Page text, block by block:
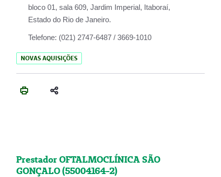
bloco 01, sala 609, Jardim Imperial, Itaboraí,
Estado do Rio de Janeiro.
Telefone: (021) 2747-6487 / 3669-1010
NOVAS AQUISIÇÕES
Prestador OFTALMOCLÍNICA SÃO
GONÇALO (55004164-2)